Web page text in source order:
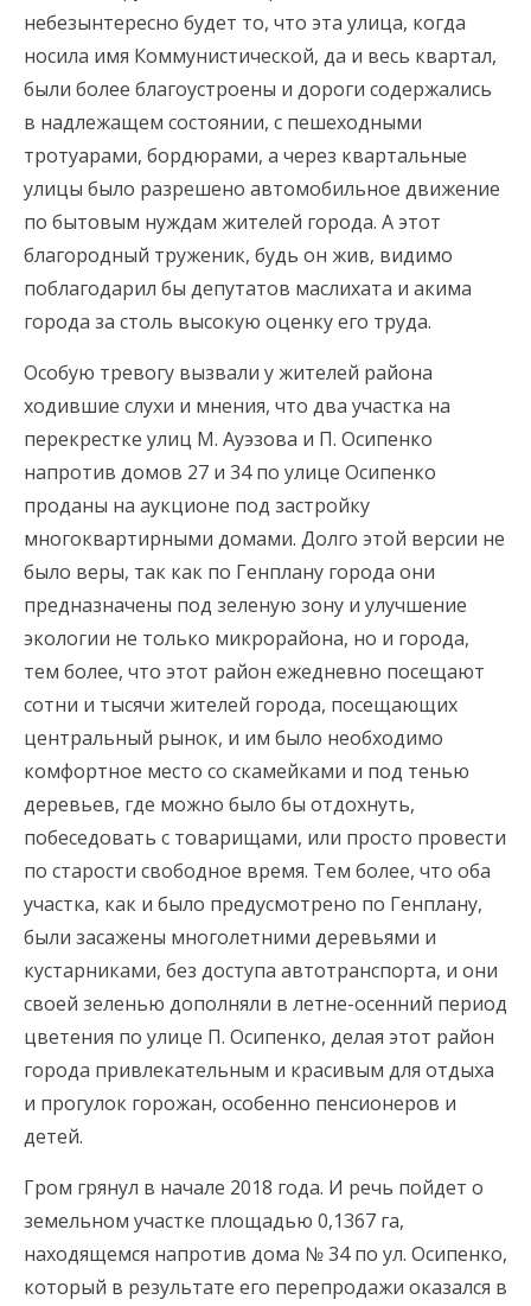
небезынтересно будет то, что эта улица, когда
носила имя Коммунистической, да и весь квартал,
были более благоустроены и дороги содержались
в надлежащем состоянии, с пешеходными
тротуарами, бордюрами, а через квартальные
улицы было разрешено автомобильное движение
по бытовым нуждам жителей города. А этот
благородный труженик, будь он жив, видимо
поблагодарил бы депутатов маслихата и акима
города за столь высокую оценку его труда.
Особую тревогу вызвали у жителей района
ходившие слухи и мнения, что два участка на
перекрестке улиц М. Ауэзова и П. Осипенко
напротив домов 27 и 34 по улице Осипенко
проданы на аукционе под застройку
многоквартирными домами. Долго этой версии не
было веры, так как по Генплану города они
предназначены под зеленую зону и улучшение
экологии не только микрорайона, но и города,
тем более, что этот район ежедневно посещают
сотни и тысячи жителей города, посещающих
центральный рынок, и им было необходимо
комфортное место со скамейками и под тенью
деревьев, где можно было бы отдохнуть,
побеседовать с товарищами, или просто провести
по старости свободное время. Тем более, что оба
участка, как и было предусмотрено по Генплану,
были засажены многолетними деревьями и
кустарниками, без доступа автотранспорта, и они
своей зеленью дополняли в летне-осенний период
цветения по улице П. Осипенко, делая этот район
города привлекательным и красивым для отдыха
и прогулок горожан, особенно пенсионеров и
детей.
Гром грянул в начале 2018 года. И речь пойдет о
земельном участке площадью 0,1367 га,
находящемся напротив дома № 34 по ул. Осипенко,
который в результате его перепродажи оказался в